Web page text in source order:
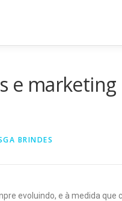
e
BRINDES
evoluindo, e à medida